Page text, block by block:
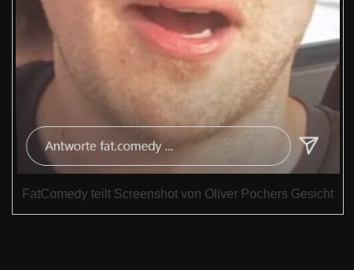
FatComedy teilt Screenshot von Oliver Pochers Gesicht